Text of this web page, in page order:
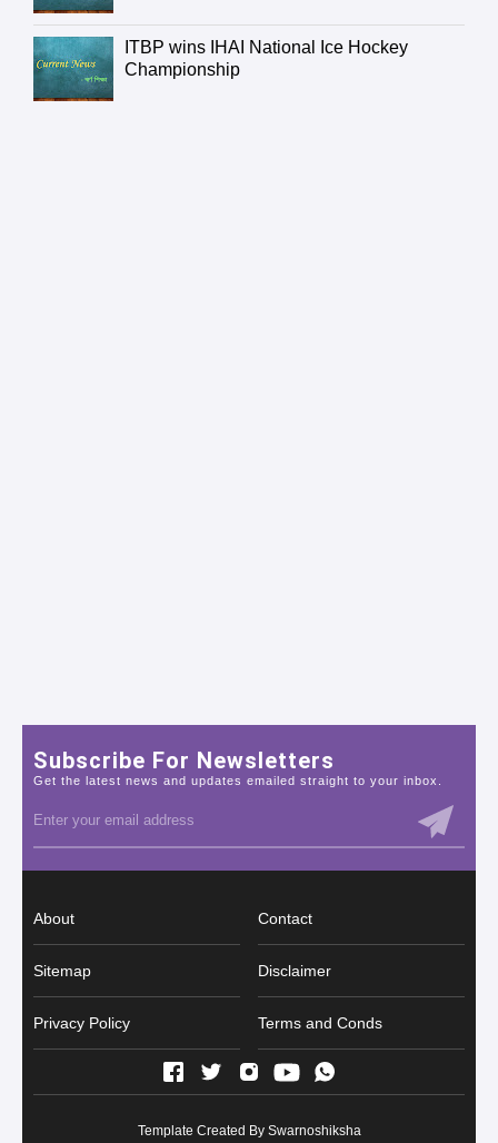
ITBP wins IHAI National Ice Hockey
Championship
Subscribe For Newsletters
Get the latest news and updates emailed straight to your inbox.
About Contact
Sitemap Disclaimer
Privacy Policy Terms and Conds
Template Created By Swarnoshiksha